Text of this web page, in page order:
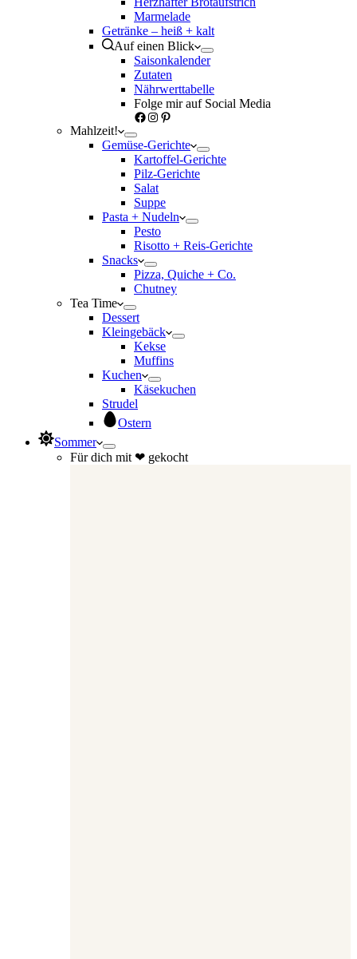
Marmelade
Getränke – heiß + kalt
Auf einen Blick
Saisonkalender
Zutaten
Nährwerttabelle
Folge mir auf Social Media
Facebook
Instagram
Pinterest
Mahlzeit!
Gemüse-Gerichte
Kartoffel-Gerichte
Pilz-Gerichte
Salat
Suppe
Pasta + Nudeln
Pesto
Risotto + Reis-Gerichte
Snacks
Pizza, Quiche + Co.
Chutney
Tea Time
Dessert
Kleingebäck
Kekse
Muffins
Kuchen
Käsekuchen
Strudel
Ostern
Sommer
Für dich mit ❤ gekocht